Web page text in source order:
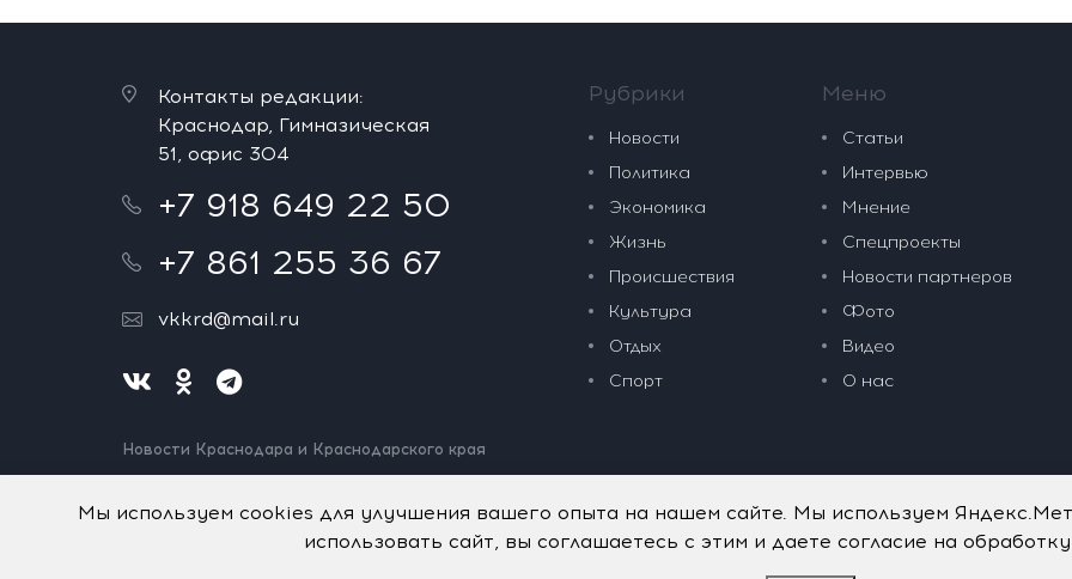
Контакты редакции:
Краснодар, Гимназическая
51, офис 304
+7 918 649 22 50
+7 861 255 36 67
vkkrd@mail.ru
Новости Краснодара и Краснодарского края
Нашли ошибку? Выделите и нажмите Ctrl+Enter.
Рубрики
Новости
Политика
Экономика
Жизнь
Происшествия
Культура
Отдых
Спорт
Меню
Статьи
Интервью
Мнение
Спецпроекты
Новости партнеров
Фото
Видео
О нас
Мы используем cookies для улучшения вашего опыта на нашем сайте. Мы используем
использовать сайт, вы соглашаетесь с этим и даете согласие на